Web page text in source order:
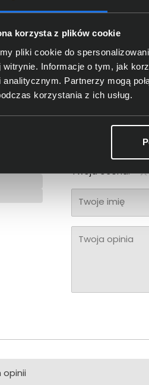
korzysta z plików cookie
pliki cookie do
witrynie. Informacje o tym, jak
analitycznym. Partnerzy mogą
korzystania z ich usług.
o
Twoja ocena:
Twoje imię
Twoja opinia
opinii